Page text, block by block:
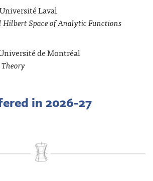
Laval
Hilbert Space of Analytic Functions
de Montréal
in 2026-27